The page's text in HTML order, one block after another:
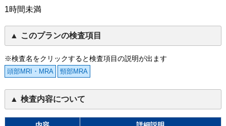
1時間未満
このプランの検査項目
※検査名をクリックすると検査項目の説明が出ます
頭部MRI・MRA 頸部MRA
検査内容について